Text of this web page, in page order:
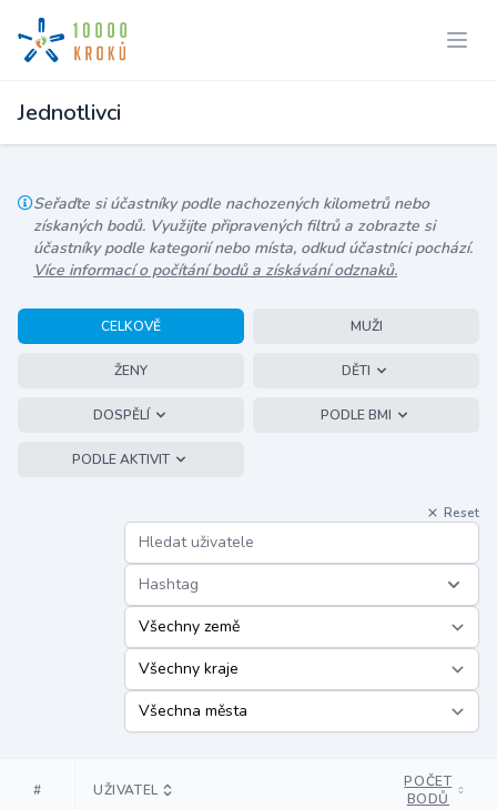
Jednotlivci
Seřaďte si účastníky podle nachozených kilometrů nebo
získaných bodů. Využijte připravených filtrů a zobrazte si
účastníky podle kategorií nebo místa, odkud účastníci pochází.
Více informací o počítání bodů a získávání odznaků.
CELKOVĚ MUŽI
ŽENY DĚTI
DOSPĚLÍ PODLE BMI
PODLE AKTIVIT
Reset
Hashtag
# UŽIVATEL
POČET
BODŮ